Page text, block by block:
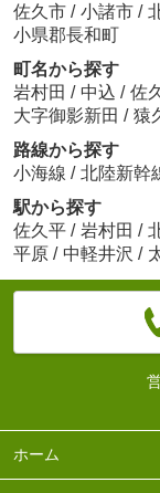
佐久市 / 小諸市 /
小県郡長和町
町名から探す
岩村田 / 中込 / 佐
大字御影新田 / 猿
路線から探す
小海線 / 北陸新幹
駅から探す
佐久平 / 岩村田 /
平原 / 中軽井沢 /
ホーム